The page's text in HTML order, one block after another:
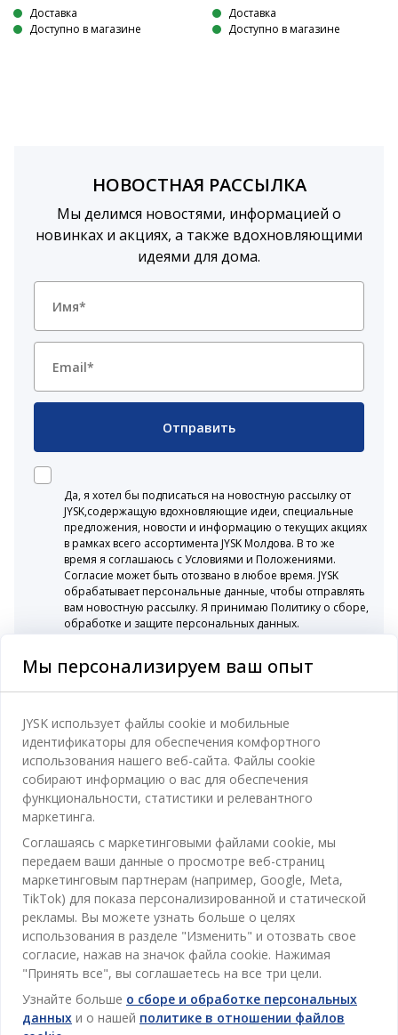
Доставка
Доступно в магазине
Доставка
Доступно в магазине
НОВОСТНАЯ РАССЫЛКА
Мы делимся новостями, информацией о
новинках и акциях, а также вдохновляющими
идеями для дома.
Отправить
Да, я хотел бы подписаться на новостную рассылку от
JYSK,содержащую вдохновляющие идеи, специальные
предложения, новости и информацию о текущих акциях
в рамках всего ассортимента JYSK Молдова. В то же
время я соглашаюсь с Условиями и Положениями.
Согласие может быть отозвано в любое время. JYSK
обрабатывает персональные данные, чтобы отправлять
вам новостную рассылку. Я принимаю Политику о сборе,
обработке и защите персональных данных.
Категории
Спальня
Ванная
Кабинет
Гостиная
Столовая
Хранение
Шторы
Товары для дома
Отдел обслуживания клиентов
Контакты службы поддержки клиентов
Магазины и часы работы
Акции
Пользовательское соглашение
Гарантия на продукт
Политика конфиденциальности
JYSK
Про JYSK
JYSK.com
Пресса
Вакансии
Новостная рассылка
ОФИС
TAROL-DD S.R.L. ул.Юбилейная, 41A мун. Кишинёв,
Республика Молдова
JYSK BUSINESS TO BUSINESS (B2B)
Продажи и работа с юридическими лицами
Телефон: 060 531 531
JYSK ОБСЛУЖИВАНИЕ КЛИЕНТОВ
Контактный центр для клиентов
Телефон: 022 022 030
E-mail: support@jysk.md
Следите за Jysk
Мы персонализируем ваш опыт
JYSK использует файлы cookie и мобильные
идентификаторы для обеспечения комфортного
использования нашего веб-сайта. Файлы cookie
собирают информацию о вас для обеспечения
функциональности, статистики и релевантного
маркетинга.
Соглашаясь с маркетинговыми файлами cookie, мы
передаем ваши данные о просмотре веб-страниц
маркетинговым партнерам (например, Google, Meta,
TikTok) для показа персонализированной и статической
рекламы. Вы можете узнать больше о целях
использования в разделе "Изменить" и отозвать свое
согласие, нажав на значок файла cookie. Нажимая
"Принять все", вы соглашаетесь на все три цели.
Узнайте больше о сборе и обработке персональных
данных и о нашей политике в отношении файлов